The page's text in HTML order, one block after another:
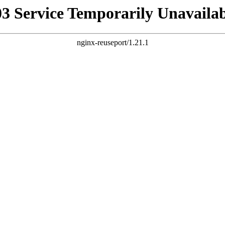
Service Temporarily
nginx-reuseport/1.21.1